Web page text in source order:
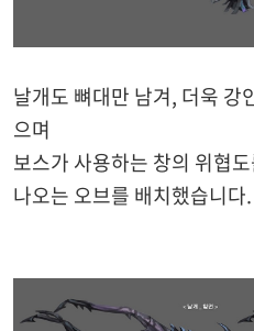
날개도 뼈대만 남겨, 더욱 강
으며
보스가 사용하는 창의 위협
나오는 오브를 배치했습니다.